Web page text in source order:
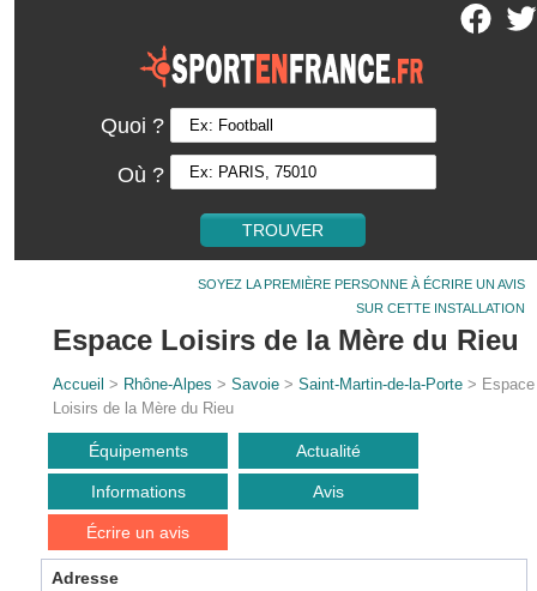
Quoi ?
Où ?
SOYEZ LA PREMIÈRE PERSONNE À ÉCRIRE UN AVIS
SUR CETTE INSTALLATION
Espace Loisirs de la Mère du Rieu
Accueil > Rhône-Alpes >Savoie >Saint-Martin-de-la-Porte > Espace
Loisirs de la Mère du Rieu
Équipements Actualité
Informations Avis
Écrire un avis
Adresse